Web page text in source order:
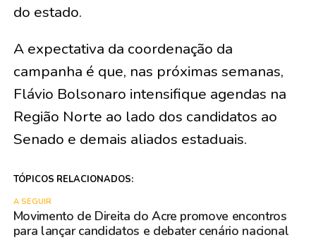
do estado.
A expectativa da coordenação da
campanha é que, nas próximas semanas,
Flávio Bolsonaro intensifique agendas na
Região Norte ao lado dos candidatos ao
Senado e demais aliados estaduais.
TÓPICOS RELACIONADOS:
A SEGUIR
Movimento de Direita do Acre promove encontros
para lançar candidatos e debater cenário nacional